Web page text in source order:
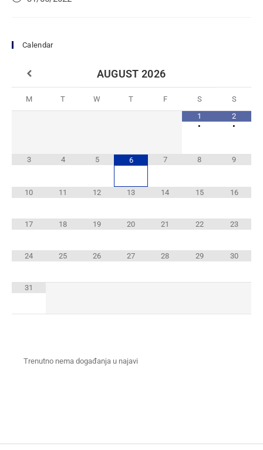
Calendar
AUGUST 2026
M T W T F S
S
1
•
2
•
3 4 5 6 7 8 9
10 11 12 13 14 15 16
17 18 19 20 21 22 23
24 25 26 27 28 29 30
31
Trenutno nema događanja u najavi